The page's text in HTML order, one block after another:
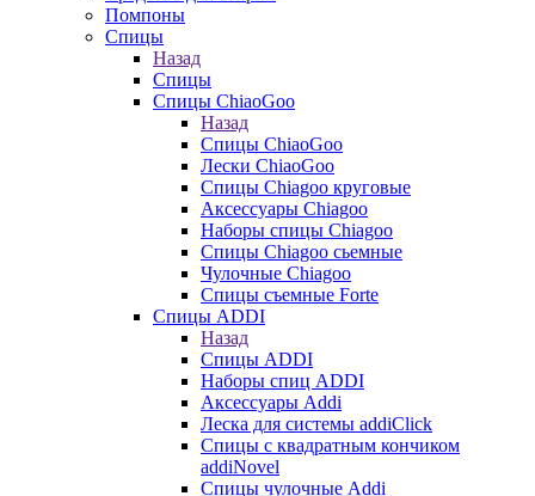
Помпоны
Спицы
Назад
Спицы
Спицы ChiaoGoo
Назад
Спицы ChiaoGoo
Лески ChiaoGoo
Cпицы Сhiagoo круговые
Аксессуары Chiagoo
Наборы спицы Chiagoo
Спицы Chiagoo сьемные
Чулочные Chiagoo
Спицы съемные Forte
Спицы ADDI
Назад
Спицы ADDI
Наборы спиц ADDI
Аксессуары Addi
Леска для системы addiClick
Спицы с квадратным кончиком
addiNovel
Спицы чулочные Addi